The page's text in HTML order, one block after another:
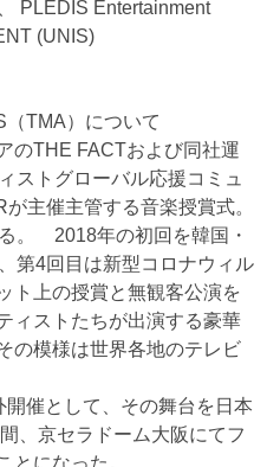
PLEDIS Entertainment
(UNIS)
TMA）について
のTHE FACTおよび同社運
ストグローバル応援コミュ
主催主管する音楽授賞式。
。 2018年の初回を韓国・
第4回目は新型コロナウィル
ト上の授賞と無観客公演を
ィストたちが出演する豪華
の模様は世界各地のテレビ
開催として、その舞台を日本
、京セラドーム大阪にてフ
とになった。